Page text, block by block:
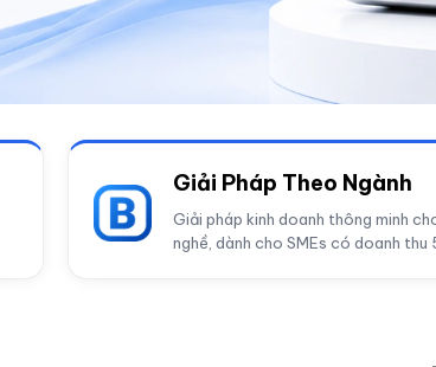
Giải Pháp Theo Ngành
Giải pháp kinh doanh thông minh
nghề, dành cho SMEs có doanh